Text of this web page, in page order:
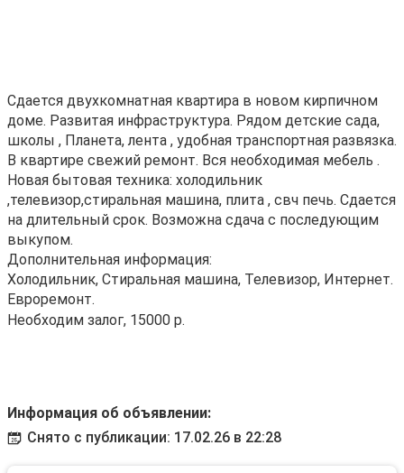
Сдается двухкомнатная квартира в новом кирпичном
доме. Развитая инфраструктура. Рядом детские сада,
школы , Планета, лента , удобная транспортная развязка.
В квартире свежий ремонт. Вся необходимая мебель .
Новая бытовая техника: холодильник
,телевизор,стиральная машина, плита , свч печь. Сдается
на длительный срок. Возможна сдача с последующим
выкупом.
Дополнительная информация:
Холодильник, Стиральная машина, Телевизор, Интернет.
Евроремонт.
Необходим залог, 15000 р.
Информация об объявлении:
Снято с публикации: 17.02.26 в 22:28